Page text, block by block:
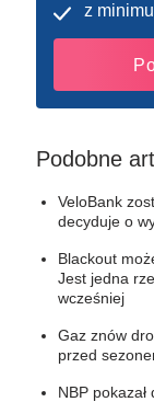
z
Podobne
VeloBank
decyduje o
Blackout
Jest jedna
wcześniej
Gaz znów
przed
NBP